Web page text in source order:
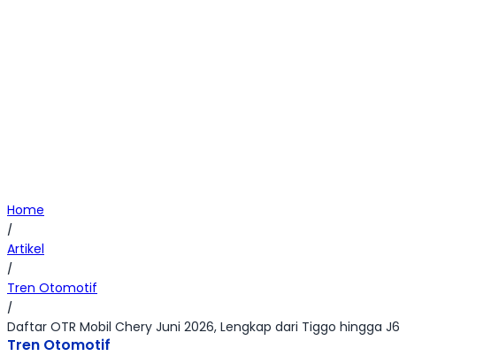
Home
/
Artikel
/
Tren Otomotif
/
Daftar OTR Mobil Chery Juni 2026, Lengkap dari Tiggo hingga J6
Tren Otomotif